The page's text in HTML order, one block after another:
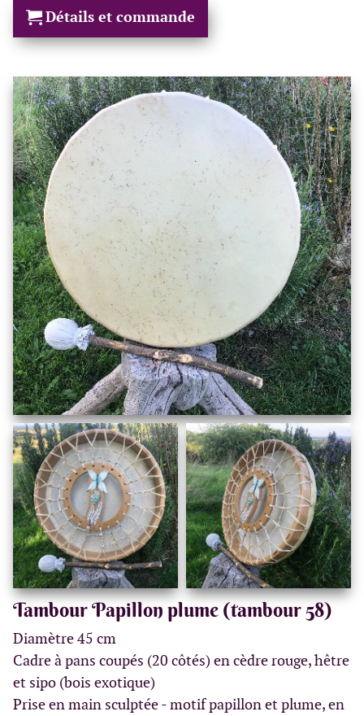
Détails et commande
Tambour Papillon plume (tambour 58)
Diamètre 45 cm
Cadre à pans coupés (20 côtés) en cèdre rouge, hêtre
et sipo (bois exotique)
Prise en main sculptée - motif papillon et plume, en